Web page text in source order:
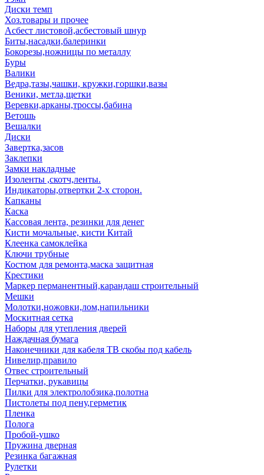
Диски темп
Хоз.товары и прочее
Асбест листовой,асбестовый шнур
Биты,насадки,балеринки
Бокорезы,ножницы по металлу
Буры
Валики
Ведра,тазы,чашки, кружки,горшки,вазы
Веники, метла,щетки
Веревки,арканы,троссы,бабина
Ветошь
Вешалки
Диски
Завертка,засов
Заклепки
Замки накладные
Изоленты ,скотч,ленты.
Индикаторы,отвертки 2-х сторон.
Капканы
Каска
Кассовая лента, резинки для денег
Кисти мочальные, кисти Китай
Клеенка самоклейка
Ключи трубные
Костюм для ремонта,маска защитная
Крестики
Маркер перманентный,карандаш строительный
Мешки
Молотки,ножовки,лом,напильники
Москитная сетка
Наборы для утепления дверей
Наждачная бумага
Наконечники для кабеля ТВ скобы под кабель
Нивелир,правило
Отвес строительный
Перчатки, рукавицы
Пилки для электролобзика,полотна
Пистолеты под пену,герметик
Пленка
Полога
Пробой-ушко
Пружина дверная
Резинка багажная
Рулетки